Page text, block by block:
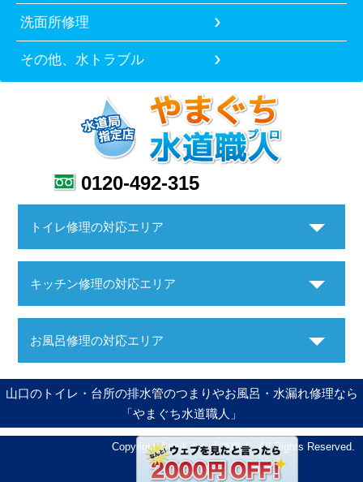
洗面所修理
その他、水トラブル
0120-492-315
トイレ修理の対応エリア
キッチン修理の対応エリア
お風呂修理の対応エリア
山口のトイレ・台所の排水管のつまりやお風呂・水漏れ修理なら
「やまぐち水道職人」
Copyright ©やまぐち水道職人. All Rights Reserved.